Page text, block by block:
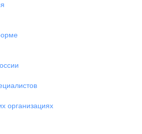
организациях